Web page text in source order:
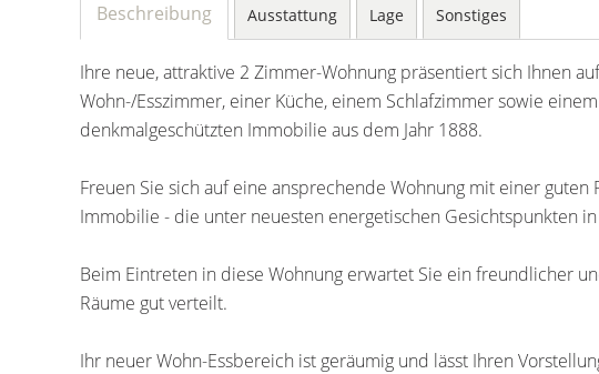
Beschreibung Ausstattung Lage Sonstiges
Ihre neue, attraktive 2 Zimmer-Wohnung präsentiert sich Ihnen
Wohn-/Esszimmer, einer Küche, einem Schlafzimmer sowie
denkmalgeschützten Immobilie aus dem Jahr 1888.
Freuen Sie sich auf eine ansprechende Wohnung mit einer
Immobilie - die unter neuesten energetischen Gesichtspunkten
Beim Eintreten in diese Wohnung erwartet Sie ein freundlicher
Räume gut verteilt.
Ihr neuer Wohn-Essbereich ist geräumig und lässt Ihren